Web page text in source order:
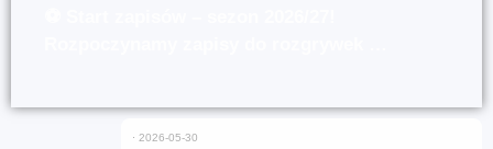
⋅ 2026-05-30